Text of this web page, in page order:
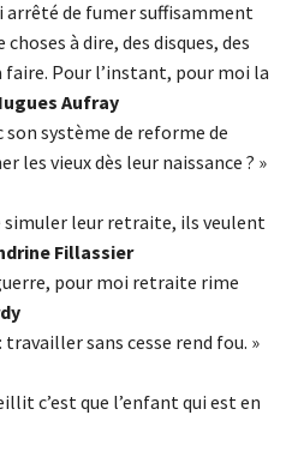
arrêté de fumer suffisamment
à dire, des disques, des
Pour l’instant, pour moi la
Aufray
son système de reforme de
vieux dès leur naissance ? »
simuler leur retraite, ils veulent
Fillassier
pour moi retraite rime
travailler sans cesse rend fou. »
c’est que l’enfant qui est en